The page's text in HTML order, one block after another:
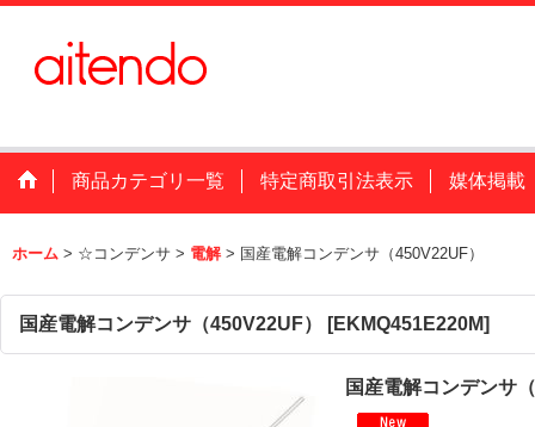
商品カテゴリ一覧 特定商取引法表示 媒体掲載
ホーム > ☆コンデンサ > 電解 > 国産電解コンデンサ（450V22UF）
国産電解コンデンサ（450V22UF） [EKMQ451E220M]
国産電解コンデンサ